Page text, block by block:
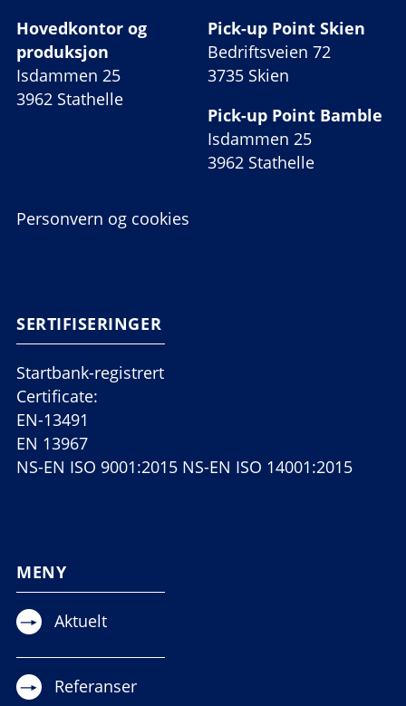
Hovedkontor og
produksjon
Isdammen 25
3962 Stathelle
Pick-up Point Skien
Bedriftsveien 72
3735 Skien
Pick-up Point Bamble
Isdammen 25
3962 Stathelle
Personvern og cookies
SERTIFISERINGER
Startbank-registrert
Certificate:
EN-13491
EN 13967
NS-EN ISO 9001:2015 NS-EN ISO 14001:2015
MENY
Aktuelt
Referanser